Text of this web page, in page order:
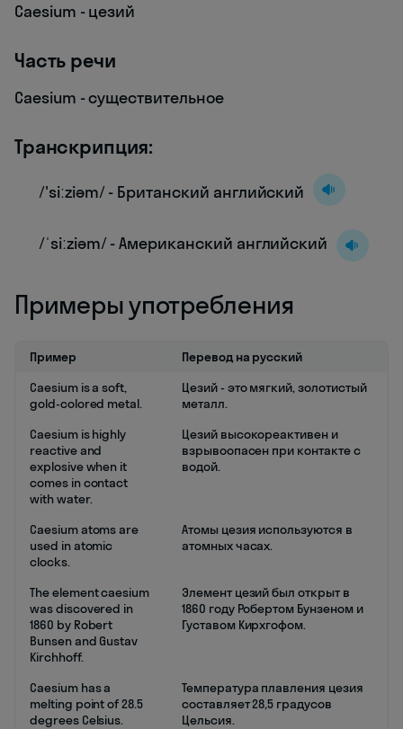
Caesium - цезий
Часть речи
Caesium - существительное
Транскрипция:
/'siːziəm/ - Британский английский
/ˈsiːziəm/ - Американский английский
Примеры употребления
Пример
Перевод на русский
Caesium is a soft,
gold-colored metal.
Цезий - это мягкий, золотистый
металл.
Caesium is highly
reactive and
explosive when it
comes in contact
with water.
Цезий высокореактивен и
взрывоопасен при контакте с
водой.
Caesium atoms are
used in atomic
clocks.
Атомы цезия используются в
атомных часах.
The element caesium
was discovered in
1860 by Robert
Bunsen and Gustav
Kirchhoff.
Элемент цезий был открыт в
1860 году Робертом Бунзеном и
Густавом Кирхгофом.
Caesium has a
melting point of 28.5
degrees Celsius.
Температура плавления цезия
составляет 28,5 градусов
Цельсия.